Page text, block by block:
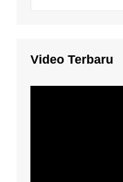
Video Terbaru